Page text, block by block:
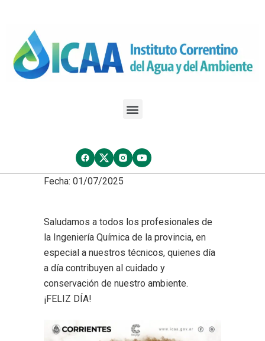
Fecha: 01/07/2025
Saludamos a todos los profesionales de
la Ingeniería Química de la provincia, en
especial a nuestros técnicos, quienes día
a día contribuyen al cuidado y
conservación de nuestro ambiente.
¡FELIZ DÍA!